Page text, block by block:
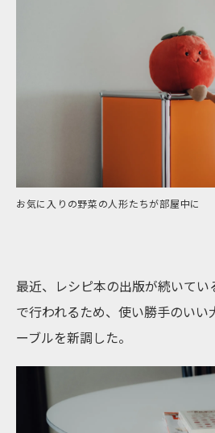
お気に入りの野菜の人形たちが部屋中に
最近、レシピ本の出版が続いて
で行われるため、使い勝手のいい
ーブルを新調した。